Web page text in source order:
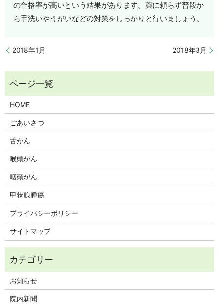
の合格率が高いという結果があります。薬に頼らず普段か
ら手洗いやうがいなどの対策をしっかりと行いましょう。
2018年1月 2018年3月
HOME
ごあいさつ
舌がん
喉頭がん
咽頭がん
甲状腺腫瘍
プライバシーポリシー
サイトマップ
お知らせ
院内新聞